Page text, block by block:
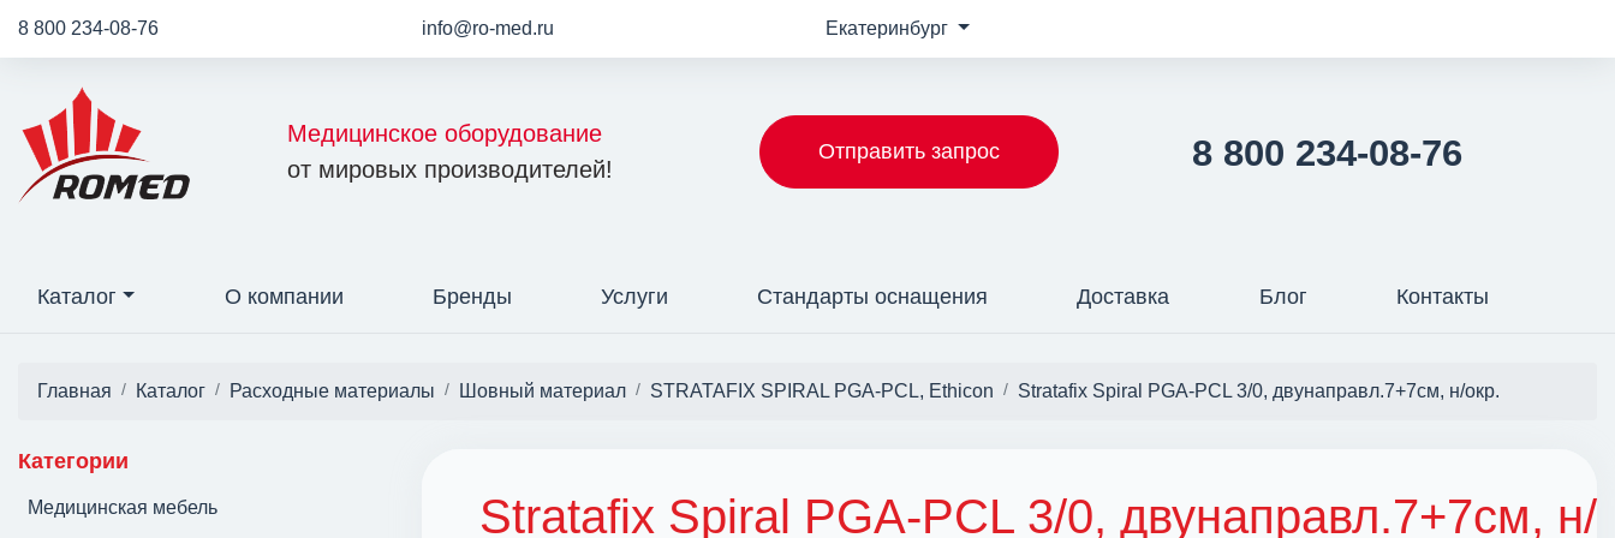
8 800 234-08-76 info@ro-med.ru Екатеринбург
Медицинское оборудование
от мировых производителей!
Отправить запрос 8 800 234-08-76
Каталог О компании Бренды Услуги Стандарты оснащения Доставка Блог Контакты
Главная Каталог Расходные материалы Шовный материал STRATAFIX SPIRAL PGA-PCL, Ethicon Stratafix Spiral PGA-PCL 3/0, двунаправл.7+7см, н/окр.
Категории
Медицинская мебель Stratafix Spiral PGA-PCL 3/0, двунаправл.7+7см, н/